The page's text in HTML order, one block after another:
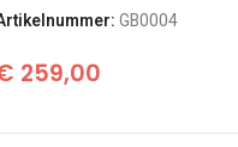
GB0004
259,00